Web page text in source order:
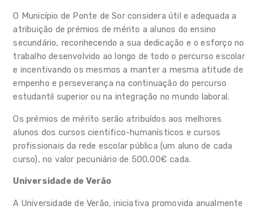
Bolsas de Estudo
Prémios de Mérito
Apoio ao Ensino à Distância
Observatório
Notícias
Eventos
O Município de Ponte de Sor considera útil e adequada a
atribuição de prémios de mérito a alunos do ensino
secundário, reconhecendo a sua dedicação e o esforço no
trabalho desenvolvido ao longo de todo o percurso escolar
e incentivando os mesmos a manter a mesma atitude de
empenho e perseverança na continuação do percurso
estudantil superior ou na integração no mundo laboral.
Os prémios de mérito serão atribuídos aos melhores
alunos dos cursos cientifico-humanísticos e cursos
profissionais da rede escolar pública (um aluno de cada
curso), no valor pecuniário de 500,00€ cada.
Universidade de Verão
A Universidade de Verão, iniciativa promovida anualmente